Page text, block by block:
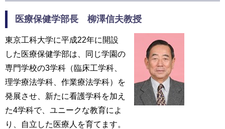
医療保健学部長 柳澤信夫教授
東京工科大学に平成22年に開設
した医療保健学部は、同じ学園の
専門学校の3学科（臨床工学科、
理学療法学科、作業療法学科）を
発展させ、新たに看護学科を加え
た4学科で、ユニークな教育によ
り、自立した医療人を育てます。